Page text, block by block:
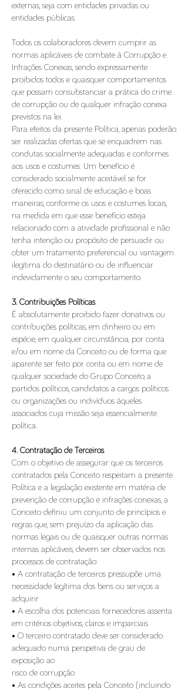
externas, seja com entidades privadas ou
entidades públicas.
Todos os colaboradores devem cumprir as
normas aplicáveis de combate à Corrupção e
Infrações Conexas, sendo expressamente
proibidos todos e quaisquer comportamentos
que possam consubstanciar a prática do crime
de corrupção ou de qualquer infração conexa
previstos na lei.
Para efeitos da presente Política, apenas poderão
ser realizadas ofertas que se enquadrem nas
condutas socialmente adequadas e conformes
aos usos e costumes. Um benefício é
considerado socialmente aceitável se for
oferecido como sinal de educação e boas
maneiras, conforme os usos e costumes locais,
na medida em que esse benefício esteja
relacionado com a atividade profissional e não
tenha intenção ou propósito de persuadir ou
obter um tratamento preferencial ou vantagem
ilegítima do destinatário ou de influenciar
indevidamente o seu comportamento.
3. Contribuições Políticas
É absolutamente proibido fazer donativos ou
contribuições políticas, em dinheiro ou em
espécie, em qualquer circunstância, por conta
e/ou em nome da Conceito ou de forma que
aparente ser feito por conta ou em nome de
qualquer sociedade do Grupo Conceito, a
partidos políticos, candidatos a cargos políticos
ou organizações ou indivíduos àqueles
associados cuja missão seja essencialmente
política.
4. Contratação de Terceiros
Com o objetivo de assegurar que os terceiros
contratados pela Conceito respeitam a presente
Política e a legislação existente em matéria de
prevenção de corrupção e infrações conexas, a
Conceito definiu um conjunto de princípios e
regras que, sem prejuízo da aplicação das
normas legais ou de quaisquer outras normas
internas aplicáveis, devem ser observados nos
processos de contratação:
• A contratação de terceiros pressupõe uma
necessidade legítima dos bens ou serviços a
adquirir
• A escolha dos potenciais fornecedores assenta
em critérios objetivos, claros e imparciais
• O terceiro contratado deve ser considerado
adequado numa perspetiva de grau de
exposição ao
risco de corrupção
• As condições aceites pela Conceito (incluindo